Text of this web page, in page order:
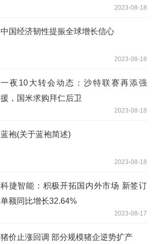
2023-08-18
中国经济韧性提振全球增长信心
2023-08-18
一夜10大转会动态：沙特联赛再添强
援，国米求购拜仁后卫
2023-08-18
蓝袍(关于蓝袍简述)
2023-08-18
科捷智能：积极开拓国内外市场 新签订
单额同比增长32.64%
2023-08-17
猪价止涨回调 部分规模猪企逆势扩产